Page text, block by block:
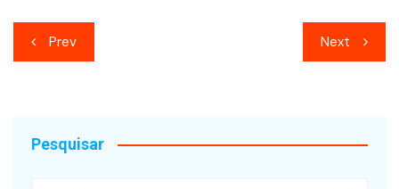
Navegação
de
Prev Next
Pesquisar